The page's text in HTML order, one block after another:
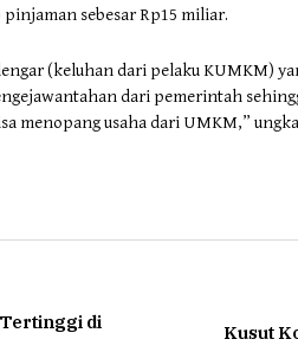
sebesar Rp15 miliar.
(keluhan dari pelaku KUMKM)
dari pemerintah
menopang usaha dari UMKM,”
di
Kusut